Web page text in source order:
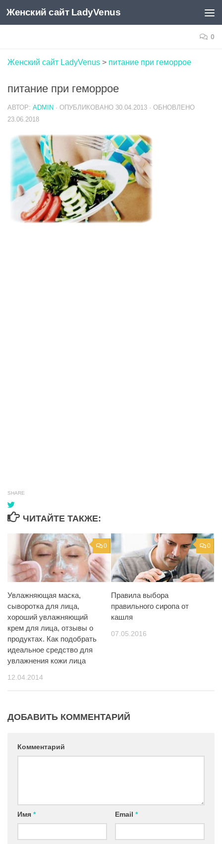
Skip to content
Женский сайт LadyVenus
0
Женский сайт LadyVenus > питание при геморрое
питание при геморрое
АВТОР: ADMIN · ОПУБЛИКОВАНО 30.04.2013 · ОБНОВЛЕНО
23.06.2018
SHARE
ЧИТАЙТЕ ТАКЖЕ:
0
Увлажняющая маска,
сыворотка для лица,
хороший увлажняющий
крем для лица, отзывы о
продуктах. Как подобрать
идеальное средство для
увлажнения кожи лица
12.04.2014
0
Правила выбора
правильного сиропа от
кашля
07.05.2016
ДОБАВИТЬ КОММЕНТАРИЙ
Комментарий
Имя * Email *